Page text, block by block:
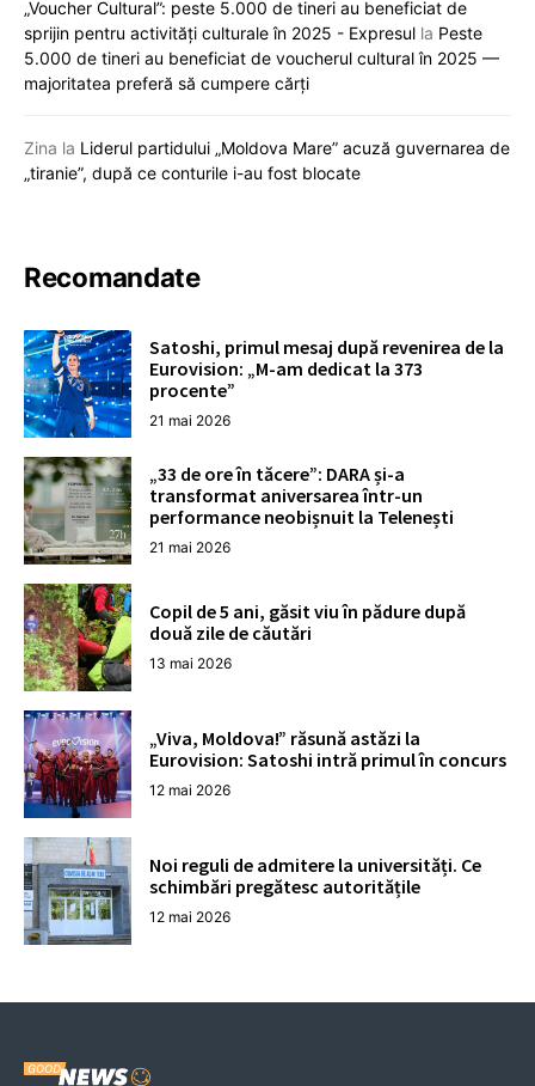
„Voucher Cultural”: peste 5.000 de tineri au beneficiat de
sprijin pentru activități culturale în 2025 - Expresul la Peste
5.000 de tineri au beneficiat de voucherul cultural în 2025 —
majoritatea preferă să cumpere cărți
Zina la Liderul partidului „Moldova Mare” acuză guvernarea de
„tiranie”, după ce conturile i-au fost blocate
Recomandate
Satoshi, primul mesaj după revenirea de la
Eurovision: „M-am dedicat la 373
procente”
21 mai 2026
„33 de ore în tăcere”: DARA și-a
transformat aniversarea într-un
performance neobișnuit la Telenești
21 mai 2026
Copil de 5 ani, găsit viu în pădure după
două zile de căutări
13 mai 2026
„Viva, Moldova!” răsună astăzi la
Eurovision: Satoshi intră primul în concurs
12 mai 2026
Noi reguli de admitere la universități. Ce
schimbări pregătesc autoritățile
12 mai 2026